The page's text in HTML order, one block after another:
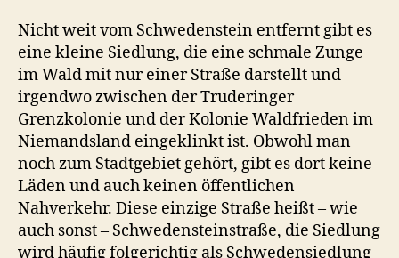
Nicht weit vom Schwedenstein entfernt gibt es
eine kleine Siedlung, die eine schmale Zunge
im Wald mit nur einer Straße darstellt und
irgendwo zwischen der Truderinger
Grenzkolonie und der Kolonie Waldfrieden im
Niemandsland eingeklinkt ist. Obwohl man
noch zum Stadtgebiet gehört, gibt es dort keine
Läden und auch keinen öffentlichen
Nahverkehr. Diese einzige Straße heißt – wie
auch sonst – Schwedensteinstraße, die Siedlung
wird häufig folgerichtig als Schwedensiedlung